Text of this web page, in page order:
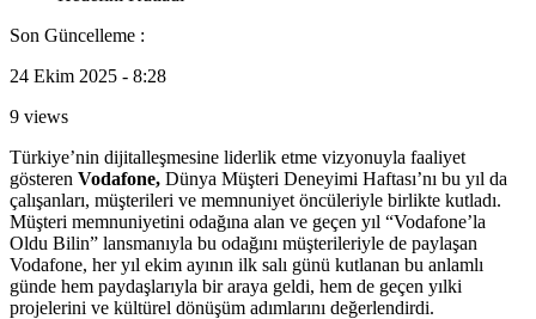
Son Güncelleme :
24 Ekim 2025 - 8:28
9 views
Türkiye’nin dijitalleşmesine liderlik etme vizyonuyla faaliyet
gösteren Vodafone, Dünya Müşteri Deneyimi Haftası’nı bu yıl da
çalışanları, müşterileri ve memnuniyet öncüleriyle birlikte kutladı.
Müşteri memnuniyetini odağına alan ve geçen yıl “Vodafone’la
Oldu Bilin” lansmanıyla bu odağını müşterileriyle de paylaşan
Vodafone, her yıl ekim ayının ilk salı günü kutlanan bu anlamlı
günde hem paydaşlarıyla bir araya geldi, hem de geçen yılki
projelerini ve kültürel dönüşüm adımlarını değerlendirdi.